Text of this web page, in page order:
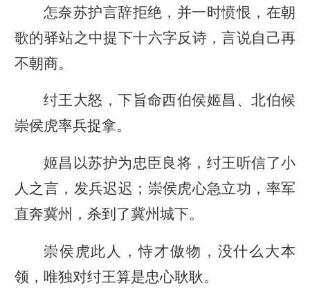
怎奈苏护言辞拒绝，并一时愤恨，在朝
歌的驿站之中提下十六字反诗，言说自己再
不朝商。
纣王大怒，下旨命西伯侯姬昌、北伯候
崇侯虎率兵捉拿。
姬昌以苏护为忠臣良将，纣王听信了小
人之言，发兵迟迟；崇侯虎心急立功，率军
直奔冀州，杀到了冀州城下。
崇侯虎此人，恃才傲物，没什么大本
领，唯独对纣王算是忠心耿耿。